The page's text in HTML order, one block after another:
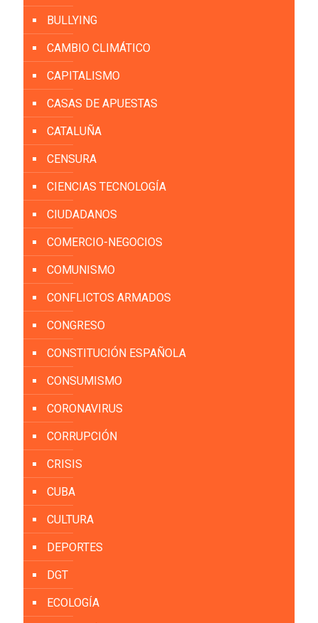
BULLYING
CAMBIO CLIMÁTICO
CAPITALISMO
CASAS DE APUESTAS
CATALUÑA
CENSURA
CIENCIAS TECNOLOGÍA
CIUDADANOS
COMERCIO-NEGOCIOS
COMUNISMO
CONFLICTOS ARMADOS
CONGRESO
CONSTITUCIÓN ESPAÑOLA
CONSUMISMO
CORONAVIRUS
CORRUPCIÓN
CRISIS
CUBA
CULTURA
DEPORTES
DGT
ECOLOGÍA